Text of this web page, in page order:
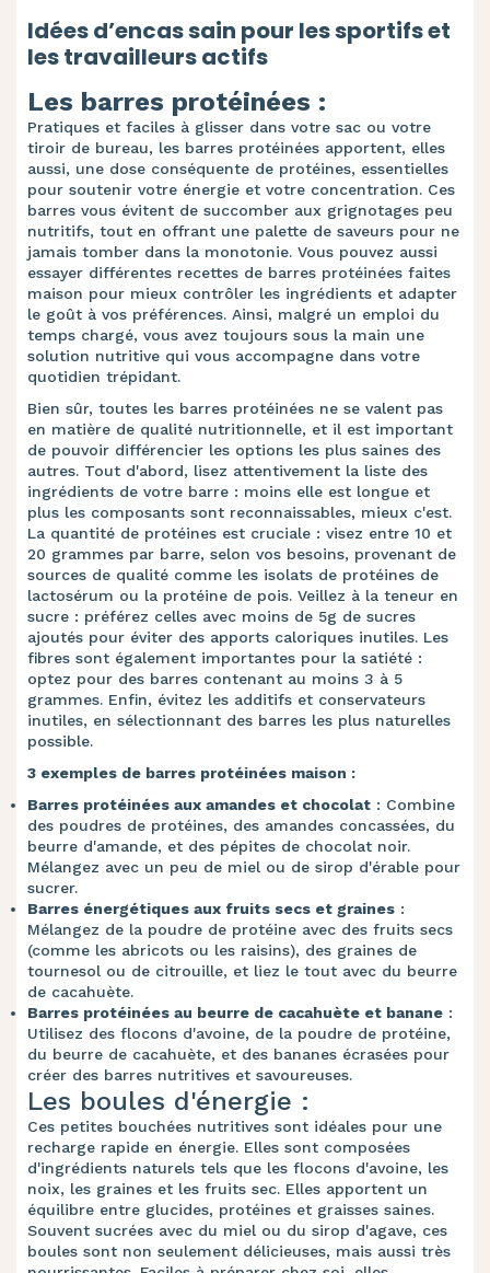
Idées d’encas sain pour les sportifs et
les travailleurs actifs
Les barres protéinées :
Pratiques et faciles à glisser dans votre sac ou votre
tiroir de bureau, les barres protéinées apportent, elles
aussi, une dose conséquente de protéines, essentielles
pour soutenir votre énergie et votre concentration. Ces
barres vous évitent de succomber aux grignotages peu
nutritifs, tout en offrant une palette de saveurs pour ne
jamais tomber dans la monotonie. Vous pouvez aussi
essayer différentes recettes de barres protéinées faites
maison pour mieux contrôler les ingrédients et adapter
le goût à vos préférences. Ainsi, malgré un emploi du
temps chargé, vous avez toujours sous la main une
solution nutritive qui vous accompagne dans votre
quotidien trépidant.
Bien sûr, toutes les barres protéinées ne se valent pas
en matière de qualité nutritionnelle, et il est important
de pouvoir différencier les options les plus saines des
autres. Tout d'abord, lisez attentivement la liste des
ingrédients de votre barre : moins elle est longue et
plus les composants sont reconnaissables, mieux c'est.
La quantité de protéines est cruciale : visez entre 10 et
20 grammes par barre, selon vos besoins, provenant de
sources de qualité comme les isolats de protéines de
lactosérum ou la protéine de pois. Veillez à la teneur en
sucre : préférez celles avec moins de 5g de sucres
ajoutés pour éviter des apports caloriques inutiles. Les
fibres sont également importantes pour la satiété :
optez pour des barres contenant au moins 3 à 5
grammes. Enfin, évitez les additifs et conservateurs
inutiles, en sélectionnant des barres les plus naturelles
possible.
3 exemples de barres protéinées maison :
Barres protéinées aux amandes et chocolat : Combine
des poudres de protéines, des amandes concassées, du
beurre d'amande, et des pépites de chocolat noir.
Mélangez avec un peu de miel ou de sirop d'érable pour
sucrer.
Barres énergétiques aux fruits secs et graines :
Mélangez de la poudre de protéine avec des fruits secs
(comme les abricots ou les raisins), des graines de
tournesol ou de citrouille, et liez le tout avec du beurre
de cacahuète.
Barres protéinées au beurre de cacahuète et banane :
Utilisez des flocons d'avoine, de la poudre de protéine,
du beurre de cacahuète, et des bananes écrasées pour
créer des barres nutritives et savoureuses.
Les boules d'énergie :
Ces petites bouchées nutritives sont idéales pour une
recharge rapide en énergie. Elles sont composées
d'ingrédients naturels tels que les flocons d'avoine, les
noix, les graines et les fruits sec. Elles apportent un
équilibre entre glucides, protéines et graisses saines.
Souvent sucrées avec du miel ou du sirop d'agave, ces
boules sont non seulement délicieuses, mais aussi très